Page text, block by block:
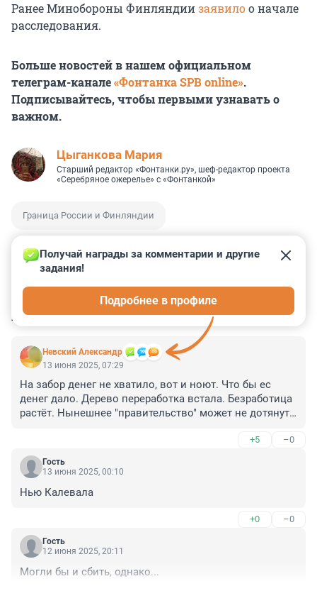
Ранее Минобороны Финляндиизаявилоо начале
расследования.
Больше новостей в нашем официальном
телеграм-канале«Фонтанка SPB online».
Подписывайтесь, чтобы первыми узнавать о
важном.
Цыганкова Мария
Старший редактор «Фонтанки.ру», шеф-редактор проекта
«Серебряное ожерелье» с «Фонтанкой»
Граница России и Финляндии
КОММЕНТАРИИ 59
Невский Александр
Получай награды за комментарии и другие
задания!
Подробнее в профиле
13 июня 2025, 07:29
На забор денег не хватило, вот и ноют. Что бы ес
денег дало. Дерево переработка встала. Безработица
растёт. Нынешнее "правительство" может не дотянуть,
+5 –0
Гость
13 июня 2025, 00:10
Нью Калевала
+0 –0
Гость
12 июня 2025, 20:11
Могли бы и сбить, однако...